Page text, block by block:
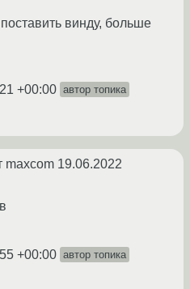
винду, больше
+00:00 автор топика
maxcom 19.06.2022
+00:00 автор топика